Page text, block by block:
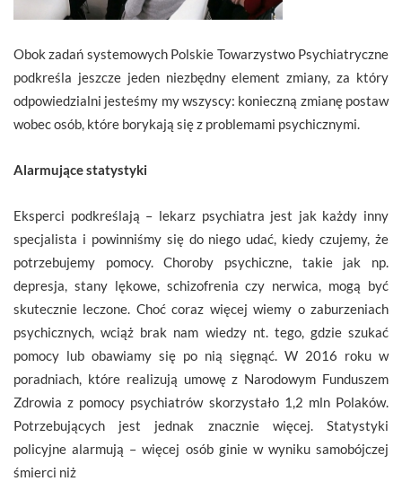
Obok zadań systemowych Polskie Towarzystwo Psychiatryczne
podkreśla jeszcze jeden niezbędny element zmiany, za który
odpowiedzialni jesteśmy my wszyscy: konieczną zmianę postaw
wobec osób, które borykają się z problemami psychicznymi.
Alarmujące statystyki
Eksperci podkreślają – lekarz psychiatra jest jak każdy inny
specjalista i powinniśmy się do niego udać, kiedy czujemy, że
potrzebujemy pomocy. Choroby psychiczne, takie jak np.
depresja, stany lękowe, schizofrenia czy nerwica, mogą być
skutecznie leczone. Choć coraz więcej wiemy o zaburzeniach
psychicznych, wciąż brak nam wiedzy nt. tego, gdzie szukać
pomocy lub obawiamy się po nią sięgnąć. W 2016 roku w
poradniach, które realizują umowę z Narodowym Funduszem
Zdrowia z pomocy psychiatrów skorzystało 1,2 mln Polaków.
Potrzebujących jest jednak znacznie więcej. Statystyki
policyjne alarmują – więcej osób ginie w wyniku samobójczej
śmierci niż